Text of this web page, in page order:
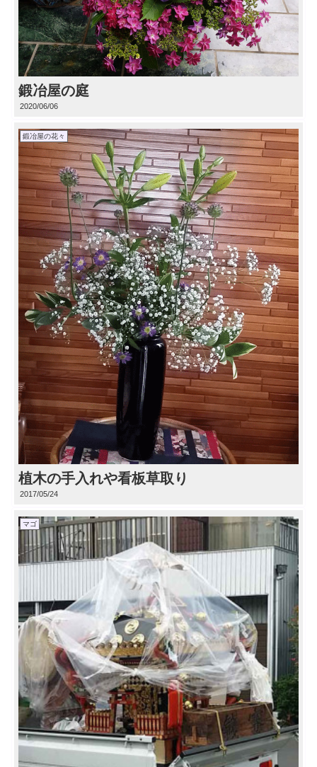
鍛冶屋の庭
2020/06/06
鍛冶屋の花々
植木の手入れや看板草取り
2017/05/24
マゴ